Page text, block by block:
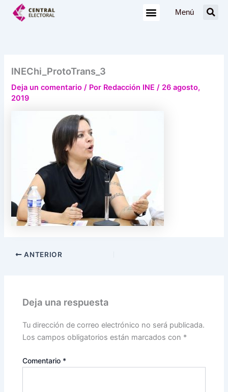
Menú
INEChi_ProtoTrans_3
Deja un comentario / Por Redacción INE/ 26 agosto,
2019
ANTERIOR
Deja una respuesta
Tu dirección de correo electrónico no será publicada.
Los campos obligatorios están marcados con *
Comentario *